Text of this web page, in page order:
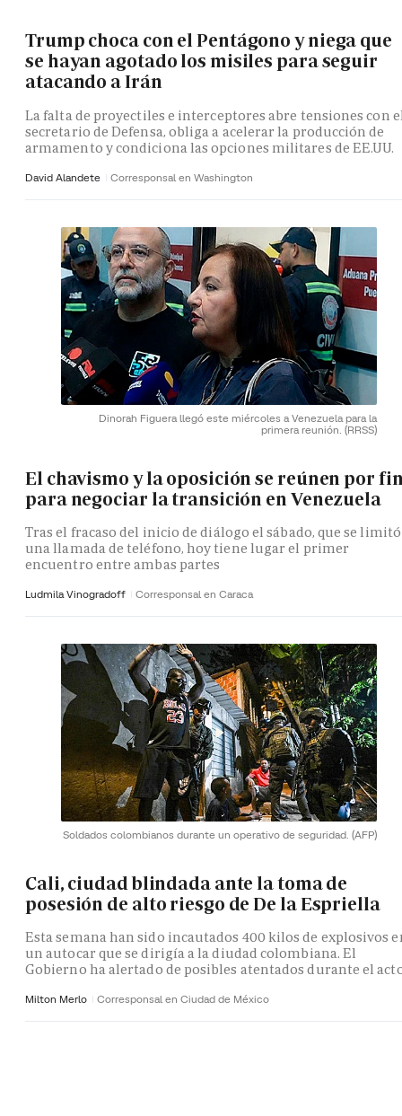
Trump choca con el Pentágono y niega que
se hayan agotado los misiles para seguir
atacando a Irán
La falta de proyectiles e interceptores abre tensiones con
secretario de Defensa, obliga a acelerar la producción de
armamento y condiciona las opciones militares de EE.UU.
David Alandete Corresponsal en Washington
Dinorah Figuera llegó este miércoles a Venezuela para la
primera reunión. (RRSS)
El chavismo y la oposición se reúnen por
para negociar la transición en Venezuela
Tras el fracaso del inicio de diálogo el sábado, que se
una llamada de teléfono, hoy tiene lugar el primer
encuentro entre ambas partes
Ludmila Vinogradoff Corresponsal en Caraca
Soldados colombianos durante un operativo de seguridad. (AFP)
Cali, ciudad blindada ante la toma de
posesión de alto riesgo de De la Espriella
Esta semana han sido incautados 400 kilos de explosivos
un autocar que se dirigía a la diudad colombiana. El
Gobierno ha alertado de posibles atentados durante el
Milton Merlo Corresponsal en Ciudad de México